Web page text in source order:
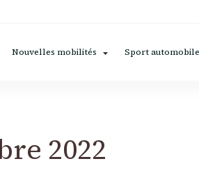
Nouvelles mobilités Sport automobile
2022